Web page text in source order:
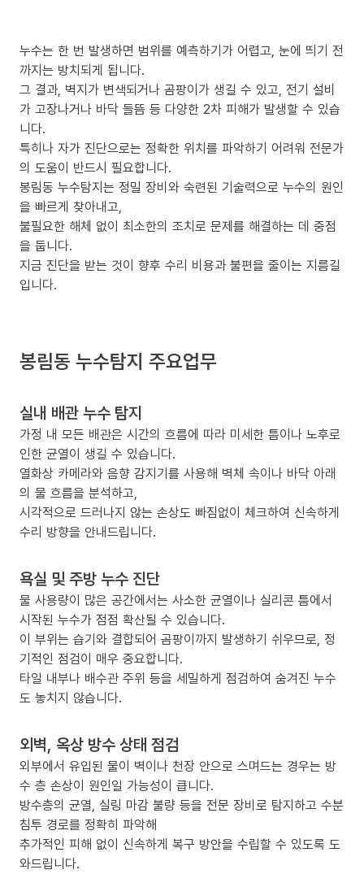
누수는 한 번 발생하면 범위를 예측하기가 어렵고, 눈에 띄기 전
까지는 방치되게 됩니다.
그 결과, 벽지가 변색되거나 곰팡이가 생길 수 있고, 전기 설비
가 고장나거나 바닥 들뜸 등 다양한 2차 피해가 발생할 수 있습
니다.
특히나 자가 진단으로는 정확한 위치를 파악하기 어려워 전문가
의 도움이 반드시 필요합니다.
봉림동 누수탐지는 정밀 장비와 숙련된 기술력으로 누수의 원인
을 빠르게 찾아내고,
불필요한 해체 없이 최소한의 조치로 문제를 해결하는 데 중점
을 둡니다.
지금 진단을 받는 것이 향후 수리 비용과 불편을 줄이는 지름길
입니다.
봉림동 누수탐지 주요업무
실내 배관 누수 탐지
가정 내 모든 배관은 시간의 흐름에 따라 미세한 틈이나 노후로
인한 균열이 생길 수 있습니다.
열화상 카메라와 음향 감지기를 사용해 벽체 속이나 바닥 아래
의 물 흐름을 분석하고,
시각적으로 드러나지 않는 손상도 빠짐없이 체크하여 신속하게
수리 방향을 안내드립니다.
욕실 및 주방 누수 진단
물 사용량이 많은 공간에서는 사소한 균열이나 실리콘 틈에서
시작된 누수가 점점 확산될 수 있습니다.
이 부위는 습기와 결합되어 곰팡이까지 발생하기 쉬우므로, 정
기적인 점검이 매우 중요합니다.
타일 내부나 배수관 주위 등을 세밀하게 점검하여 숨겨진 누수
도 놓치지 않습니다.
외벽, 옥상 방수 상태 점검
외부에서 유입된 물이 벽이나 천장 안으로 스며드는 경우는 방
수 층 손상이 원인일 가능성이 큽니다.
방수층의 균열, 실링 마감 불량 등을 전문 장비로 탐지하고 수분
침투 경로를 정확히 파악해
추가적인 피해 없이 신속하게 복구 방안을 수립할 수 있도록 도
와드립니다.